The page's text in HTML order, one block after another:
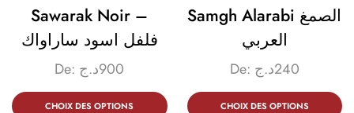
Sawarak Noir –
فلفل اسود ساراواك
De: 900د.ج
CHOIX DES OPTIONS
Samgh Alarabi الصمغ
العربي
De: 240د.ج
CHOIX DES OPTIONS